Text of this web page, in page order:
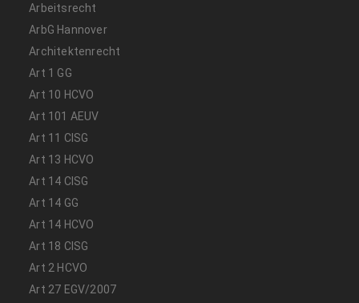
Arbeitsrecht
ArbG Hannover
Architektenrecht
Art 1 GG
Art 10 HCVO
Art 101 AEUV
Art 11 CISG
Art 13 HCVO
Art 14 CISG
Art 14 GG
Art 14 HCVO
Art 18 CISG
Art 2 HCVO
Art 27 EGV/2007